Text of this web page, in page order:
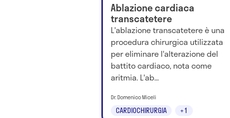
Ablazione cardiaca
transcatetere
L'ablazione transcatetere è una
procedura chirurgica utilizzata
per eliminare l'alterazione del
battito cardiaco, nota come
aritmia. L'ab...
CARDIOCHIRURGIA +1
Dr. Domenico Miceli